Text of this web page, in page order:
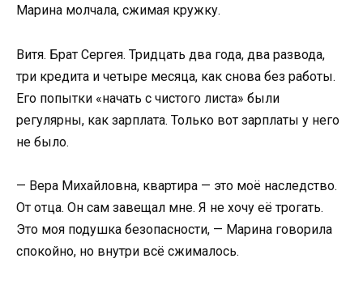
Марина молчала, сжимая кружку.
Витя. Брат Сергея. Тридцать два года, два развода,
три кредита и четыре месяца, как снова без работы.
Его попытки «начать с чистого листа» были
регулярны, как зарплата. Только вот зарплаты у него
не было.
— Вера Михайловна, квартира — это моё наследство.
От отца. Он сам завещал мне. Я не хочу её трогать.
Это моя подушка безопасности, — Марина говорила
спокойно, но внутри всё сжималось.